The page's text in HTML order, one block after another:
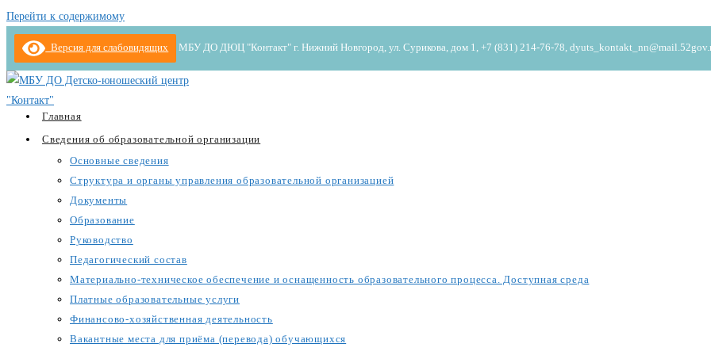
Перейти к содержимому
Версия для слабовидящих МБУ ДО ДЮЦ "Контакт" г. Нижний Новгород, ул. Сурикова, дом 1, +7 (831) 214-76-78,
Главная
Сведения об образовательной организации
Основные сведения
Структура и органы управления образовательной организацией
Документы
Образование
Руководство
Педагогический состав
Материально-техническое обеспечение и оснащенность образовательного процесса. Доступная среда
Платные образовательные услуги
Финансово-хозяйственная деятельность
Вакантные места для приёма (перевода) обучающихся